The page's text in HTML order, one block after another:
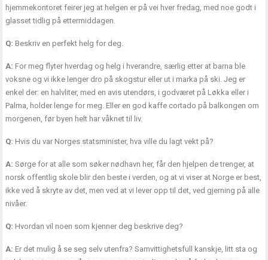
hjemmekontoret feirer jeg at helgen er på vei hver fredag, med noe godt i
glasset tidlig på ettermiddagen.
Q: Beskriv en perfekt helg for deg.
A: For meg flyter hverdag og helg i hverandre, særlig etter at barna ble
voksne og vi ikke lenger dro på skogstur eller ut i marka på ski. Jeg er
enkel der: en halvliter, med en avis utendørs, i godværet på Løkka eller i
Palma, holder lenge for meg. Eller en god kaffe cortado på balkongen om
morgenen, før byen helt har våknet til liv.
Q: Hvis du var Norges statsminister, hva ville du lagt vekt på?
A: Sørge for at alle som søker nødhavn her, får den hjelpen de trenger, at
norsk offentlig skole blir den beste i verden, og at vi viser at Norge er best,
ikke ved å skryte av det, men ved at vi lever opp til det, ved gjerning på alle
nivåer.
Q: Hvordan vil noen som kjenner deg beskrive deg?
A: Er det mulig å se seg selv utenfra? Samvittighetsfull kanskje, litt sta og